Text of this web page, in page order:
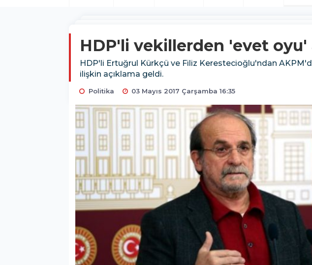
HDP'li vekillerden 'evet oyu'
HDP'li Ertuğrul Kürkçü ve Filiz Kerestecioğlu'ndan
ilişkin açıklama geldi.
Politika 03 Mayıs 2017 Çarşamba 16:35